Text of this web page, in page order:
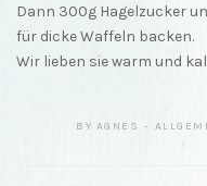
Dann 300g Hagelzucker
für dicke Waffeln backen.
Wir lieben sie warm und
BY AGNES